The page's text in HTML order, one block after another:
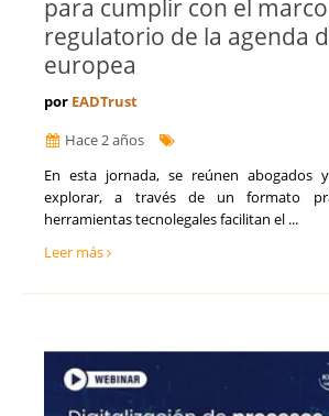
para cumplir con el marco
regulatorio de la agenda
europea
por EADTrust
Hace 2 años
En esta jornada, se reúnen abogados
explorar, a través de un formato
herramientas tecnolegales facilitan el ...
Leer más